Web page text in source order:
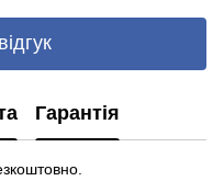
Гарантія